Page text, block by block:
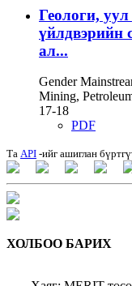
Геологи,
үйлдвэрийн
ал...
Gender
Mining,
17-18
PDF
Та API -ийг ашиглан
ХОЛБОО БАРИХ